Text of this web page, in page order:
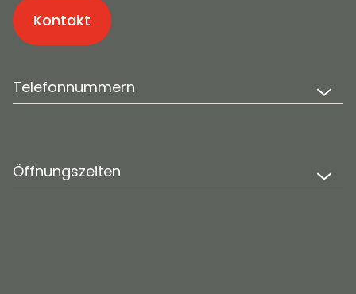
Kontakt
Telefonnummern
Öffnungszeiten